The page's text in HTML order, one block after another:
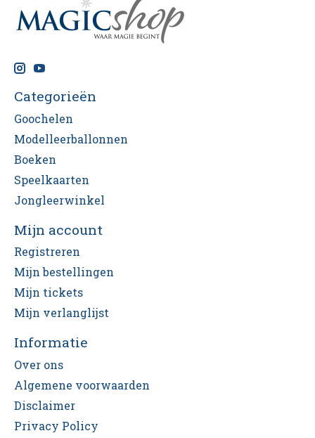
Categorieën
Goochelen
Modelleerballonnen
Boeken
Speelkaarten
Jongleerwinkel
Mijn account
Registreren
Mijn bestellingen
Mijn tickets
Mijn verlanglijst
Informatie
Over ons
Algemene voorwaarden
Disclaimer
Privacy Policy